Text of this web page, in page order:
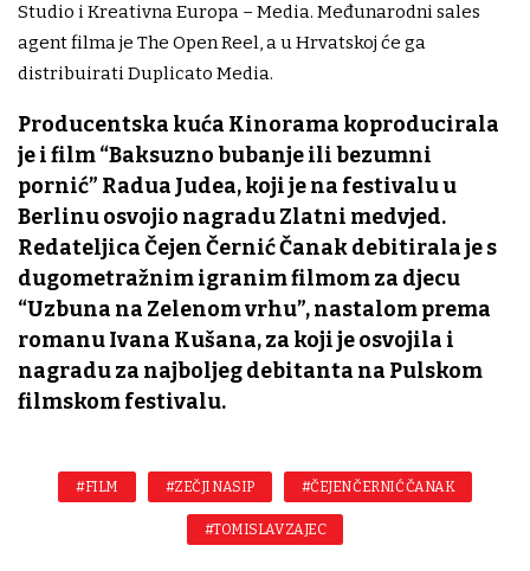
Studio i Kreativna Europa – Media. Međunarodni sales
agent filma je The Open Reel, a u Hrvatskoj će ga
distribuirati Duplicato Media.
Producentska kuća Kinorama koproducirala
je i film “Baksuzno bubanje ili bezumni
pornić” Radua Judea, koji je na festivalu u
Berlinu osvojio nagradu Zlatni medvjed.
Redateljica Čejen Černić Čanak debitirala je s
dugometražnim igranim filmom za djecu
“Uzbuna na Zelenom vrhu”, nastalom prema
romanu Ivana Kušana, za koji je osvojila i
nagradu za najboljeg debitanta na Pulskom
filmskom festivalu.
#FILM #ZEČJI NASIP #ČEJEN ČERNIĆ ČANAK
#TOMISLAV ZAJEC